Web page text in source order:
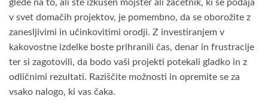
glede na to, ali ste izkušen mojster ali začetnik, ki se podaja
v svet domačih projektov, je pomembno, da se oborožite z
zanesljivimi in učinkovitimi orodji. Z investiranjem v
kakovostne izdelke boste prihranili čas, denar in frustracije
ter si zagotovili, da bodo vaši projekti potekali gladko in z
odličnimi rezultati. Raziščite možnosti in opremite se za
vsako nalogo, ki vas čaka.